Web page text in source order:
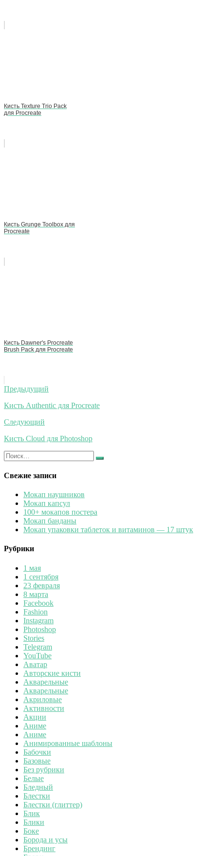
Кисть Texture Trio Pack
для Procreate
Кисть Grunge Toolbox для
Procreate
Кисть Dawner's Procreate
Brush Pack для Procreate
Навигация
по
записям
Предыдущий
Кисть Authentic для Procreate
Следующий
Кисть Cloud для Photoshop
Искать:
Найти
Свежие записи
Мокап наушников
Мокап капсул
100+ мокапов постера
Мокап банданы
Мокап упаковки таблеток и витаминов — 17 штук
Рубрики
1 мая
1 сентября
23 февраля
8 марта
Facebook
Fashion
Instagram
Photoshop
Stories
Telegram
YouTube
Аватар
Авторские кисти
Акварельные
Акварельные
Акриловые
Активности
Акции
Аниме
Аниме
Анимированные шаблоны
Бабочки
Базовые
Без рубрики
Белые
Бледный
Блестки
Блестки (глиттер)
Блик
Блики
Боке
Борода и усы
Брендинг